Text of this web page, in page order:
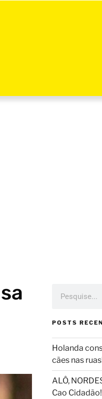
POSTS
Holanda
cães nas
ALÔ,
Cao Cidadão!